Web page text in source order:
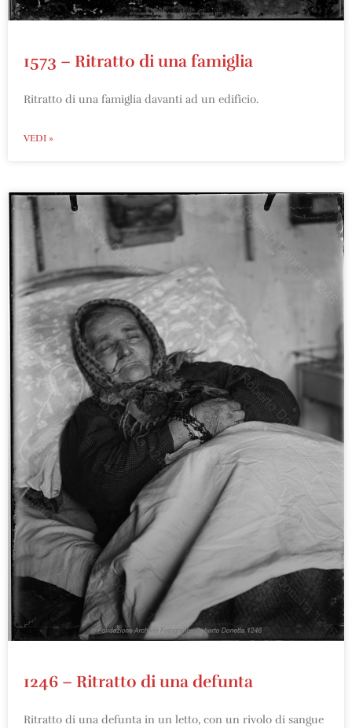
1573 – Ritratto di una famiglia
Ritratto di una famiglia davanti ad un edificio.
VEDI »
1246 – Ritratto di una defunta
Ritratto di una defunta in un letto, con un rivolo di sangue